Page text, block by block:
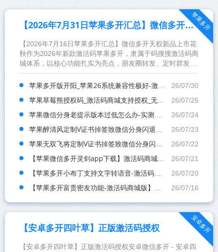
苹果多开
【2026年7月31日苹果多开汇总】微信多开天权新品上市
【2026年7月16日苹果多开汇总】微信多开天权新品上市花
秋作为2026年新款激活码苹果多开，隶属于码搜搜激活码商
城体系，以核心功能扎实为亮点，朋友圈转发、定时群发流
畅不卡顿，防卡顿能力优秀，适配最新苹果系统，满足用...
26/07/30
苹果多开版开阳_苹果26系统兼容性极好-激活码商城版本震撼来袭
26/07/25
苹果草莓熊授权码_激活码商城支持授权_无限多开app定时发圈版本
26/07/24
苹果微信分身老提示版本过低怎么办-实测龙马精神一键搞定登录难题
26/07/23
苹果醉清风定制V证书掉签致微信分身闪退？聊天记录会消失吗？手把手教你避坑指南
26/07/22
苹果无双飞将定制V证书掉签致微信分身闪退？聊天记录会消失吗？手把手教你避坑指南
26/07/21
【苹果微信多开灵剑app下载】激活码商城分发版本-兑换码模式兑换
26/07/20
【苹果多开小布丁支持文字转语音-激活码商城版】支持群内加好友
26/07/16
【苹果多开富贵密友功能-激活码商城版】另外支持虚拟视频功能
安卓多开
【安卓多开四叶草】正版激活码授权
【安卓多开四叶草】正版激活码授权安卓微信多开 - 安卓四